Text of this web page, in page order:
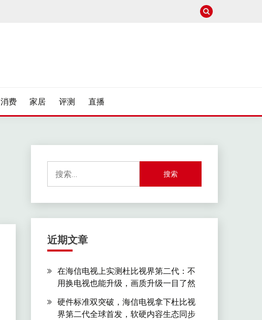
消费 家居 评测 直播
索：
近期文章
在海信电视上实测杜比视界第二代：不
用换电视也能升级，画质升级一目了然
硬件标准双突破，海信电视拿下杜比视
界第二代全球首发，软硬内容生态同步